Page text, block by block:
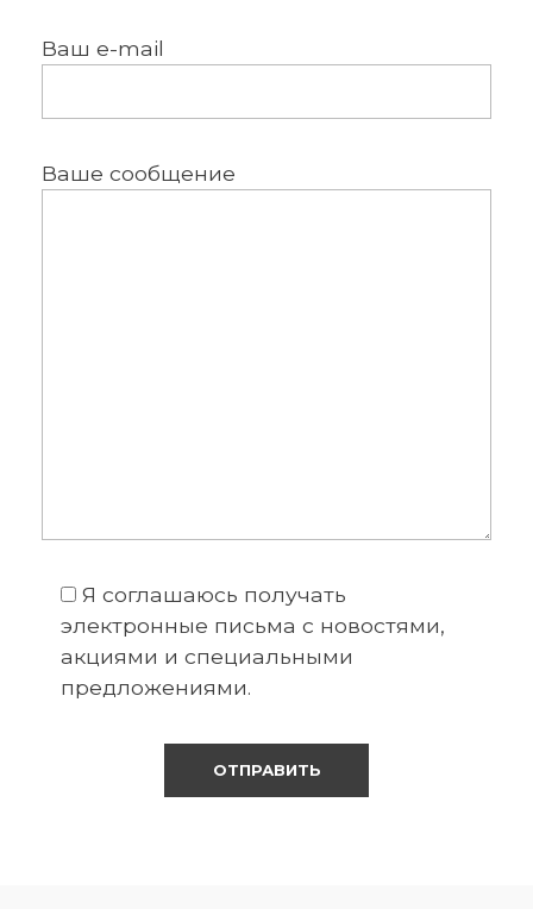
Ваш e-mail
Ваше сообщение
Я соглашаюсь получать
электронные письма с новостями,
акциями и специальными
предложениями.